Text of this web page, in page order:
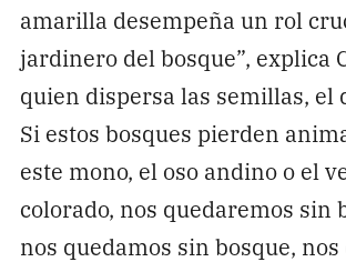
amarilla desempeña un rol
jardinero del bosque”, explica
quien dispersa las semillas, el
Si estos bosques pierden
este mono, el oso andino o el
colorado, nos quedaremos sin
nos quedamos sin bosque,